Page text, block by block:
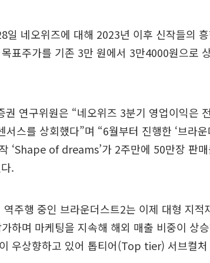
일 네오위즈에 대해 2023년 이후 신작들의
표주가를 기존 3만 원에서 3만4000원으로
권 연구위원은 “네오위즈 3분기 영업이익은
서스를 상회했다”며 “6월부터 진행한 ‘브라
‘Shape of dreams’가 2주만에 50만장 판
.
역주행 중인 브라운더스트2는 이제 대형 지적
하며 마케팅을 지속해 해외 매출 비중이 상
우상향하고 있어 톱티어(Top tier) 서브컬